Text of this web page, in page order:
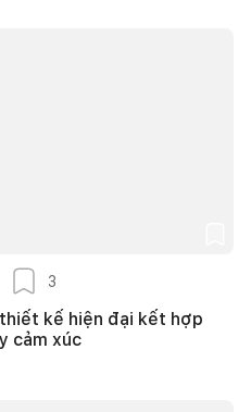
3
kế hiện đại kết hợp
cảm xúc